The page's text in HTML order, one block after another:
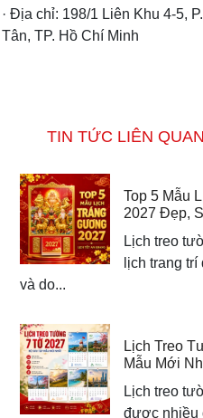
· Địa chỉ: 198/1 Liên Khu 4-5,
Tân, TP. Hồ Chí Minh
TIN TỨC LIÊN QUAN
Top 5 Mẫu
2027 Đẹp,
Lịch treo
lịch trang
và do...
Lịch Treo
Mẫu Mới
Lịch treo
được nhiều